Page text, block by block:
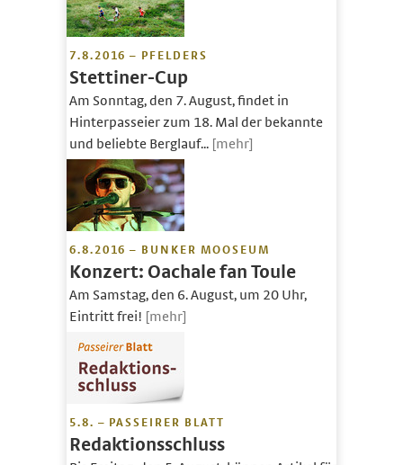
7.8.2016 – PFELDERS
Stettiner-Cup
Am Sonntag, den 7. August, findet in
Hinterpasseier zum 18. Mal der bekannte
und beliebte Berglauf... [mehr]
6.8.2016 – BUNKER MOOSEUM
Konzert: Oachale fan Toule
Am Samstag, den 6. August, um 20 Uhr,
Eintritt frei! [mehr]
5.8. – PASSEIRER BLATT
Redaktionsschluss